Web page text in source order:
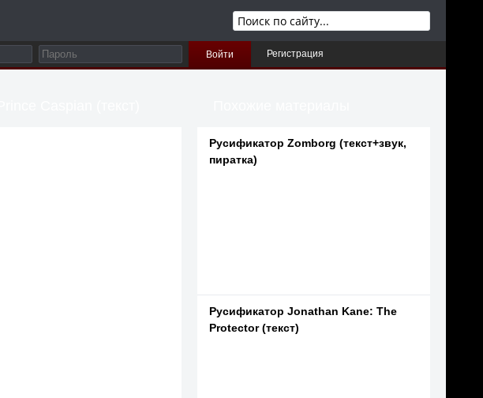
Войти Регистрация
Русификатор Zomborg (текст+звук,
пиратка)
Русификатор Jonathan Kane: The
Protector (текст)